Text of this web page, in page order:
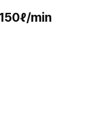
min